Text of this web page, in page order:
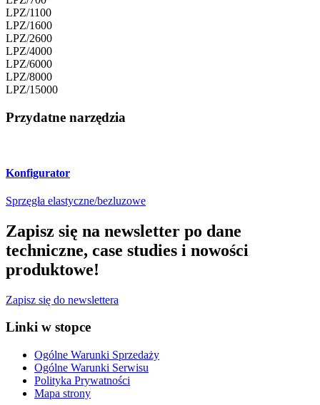
LPZ/1100
LPZ/1600
LPZ/2600
LPZ/4000
LPZ/6000
LPZ/8000
LPZ/15000
Przydatne narzędzia
Konfigurator
Sprzęgła elastyczne/bezluzowe
Zapisz się na newsletter po dane
techniczne, case studies i nowości
produktowe!
Zapisz się do newslettera
Linki w stopce
Ogólne Warunki Sprzedaży
Ogólne Warunki Serwisu
Polityka Prywatności
Mapa strony